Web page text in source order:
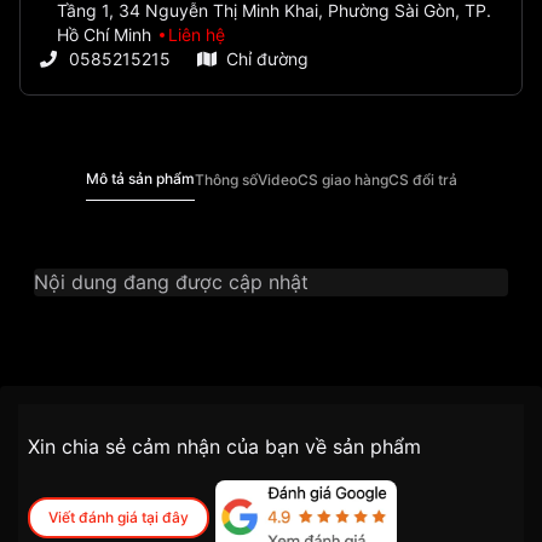
Tầng 1, 34 Nguyễn Thị Minh Khai, Phường Sài Gòn, TP.
Hồ Chí Minh
Liên hệ
0585215215
Chỉ đường
Mô tả sản phẩmThông sốVideoCS giao hàngCS đổi trả
Nội dung đang được cập nhật
Đối tượng sử dụng Nam
Dòng máy Cơ / Automatic
tiện lợi –
nhanh chóng – minh bạch
Xin chia sẻ cảm nhận của bạn về sản phẩm
Viết đánh giá tại đây